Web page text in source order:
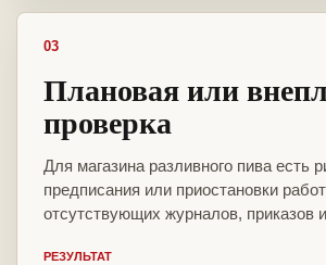
03
Плановая или
проверка
Для магазина разливного пива есть
предписания или приостановки
отсутствующих журналов, приказов
РЕЗУЛЬТАТ